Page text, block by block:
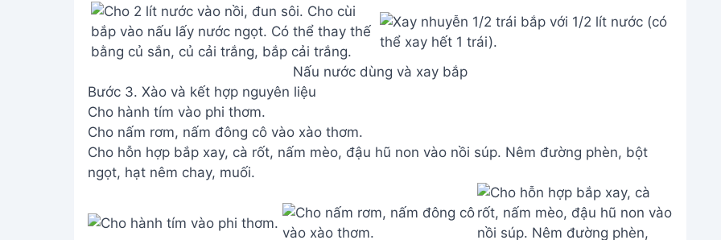
Nấu nước dùng và xay bắp
Bước 3. Xào và kết hợp nguyên liệu
Cho hành tím vào phi thơm.
Cho nấm rơm, nấm đông cô vào xào thơm.
Cho hỗn hợp bắp xay, cà rốt, nấm mèo, đậu hũ non vào nồi súp. Nêm đường phèn, bột
ngọt, hạt nêm chay, muối.